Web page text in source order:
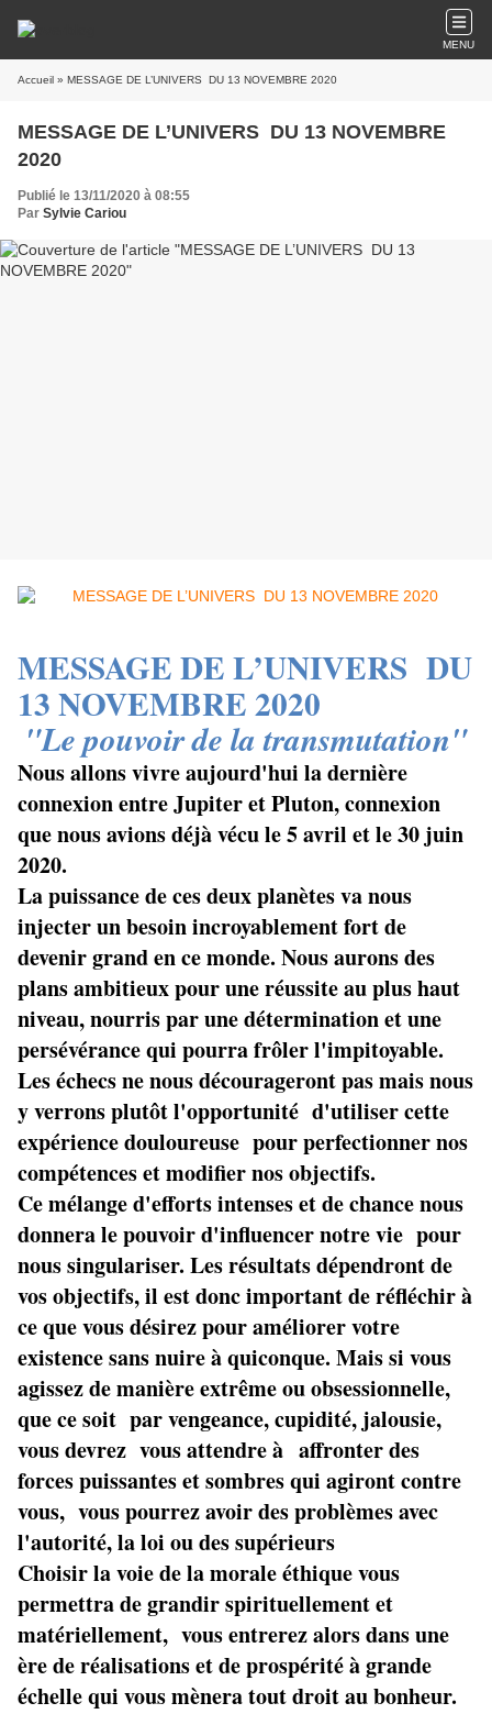
MENU
Accueil » MESSAGE DE L’UNIVERS DU 13 NOVEMBRE 2020
MESSAGE DE L’UNIVERS DU 13 NOVEMBRE
2020
Publié le 13/11/2020 à 08:55
Par Sylvie Cariou
MESSAGE DE L’UNIVERS DU
13 NOVEMBRE 2020
"Le pouvoir de la transmutation"
Nous allons vivre aujourd'hui la dernière
connexion entre Jupiter et Pluton, connexion
que nous avions déjà vécu le 5 avril et le 30 juin
2020.
La puissance de ces deux planètes va nous
injecter un besoin incroyablement fort de
devenir grand en ce monde. Nous aurons des
plans ambitieux pour une réussite au plus haut
niveau, nourris par une détermination et une
persévérance qui pourra frôler l'impitoyable.
Les échecs ne nous décourageront pas mais nous
y verrons plutôt l'opportunité d'utiliser cette
expérience douloureuse pour perfectionner nos
compétences et modifier nos objectifs.
Ce mélange d'efforts intenses et de chance nous
donnera le pouvoir d'influencer notre vie pour
nous singulariser. Les résultats dépendront de
vos objectifs, il est donc important de réfléchir à
ce que vous désirez pour améliorer votre
existence sans nuire à quiconque. Mais si vous
agissez de manière extrême ou obsessionnelle,
que ce soit par vengeance, cupidité, jalousie,
vous devrez vous attendre à affronter des
forces puissantes et sombres qui agiront contre
vous, vous pourrez avoir des problèmes avec
l'autorité, la loi ou des supérieurs
Choisir la voie de la morale éthique vous
permettra de grandir spirituellement et
matériellement, vous entrerez alors dans une
ère de réalisations et de prospérité à grande
échelle qui vous mènera tout droit au bonheur.